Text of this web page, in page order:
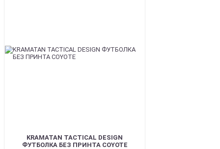
KRAMATAN TACTICAL DESIGN
ФУТБОЛКА БЕЗ ПРИНТА COYOTE